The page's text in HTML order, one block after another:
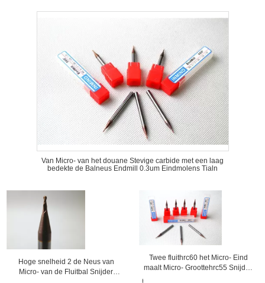
Van Micro- van het douane Stevige carbide met een laag
bedekte de Balneus Endmill 0.3um Eindmolens Tialn
Hoge snelheid 2 de Neus van
Micro- van de Fluitbal Snijder
Twee fluithrc60 het Micro- Eind
maalt Micro- Groottehrc55 Snijder,